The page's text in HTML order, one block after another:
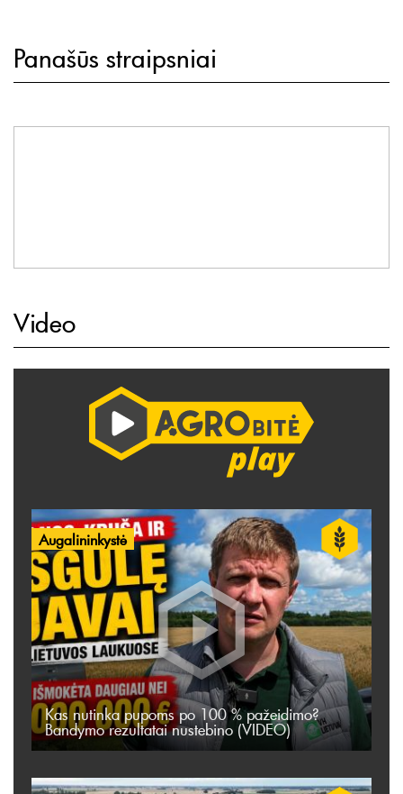
Panašūs straipsniai
Video
Augalininkystė
Kas nutinka pupoms po 100 % pažeidimo?
Bandymo rezultatai nustebino (VIDEO)